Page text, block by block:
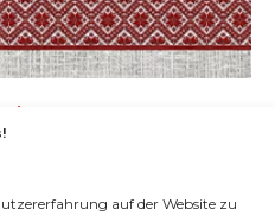
auf der Website zu